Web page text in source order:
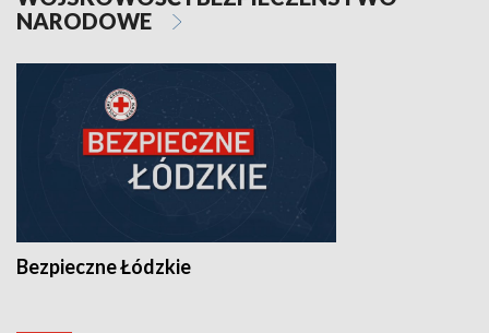
NARODOWE
Bezpieczne Łódzkie